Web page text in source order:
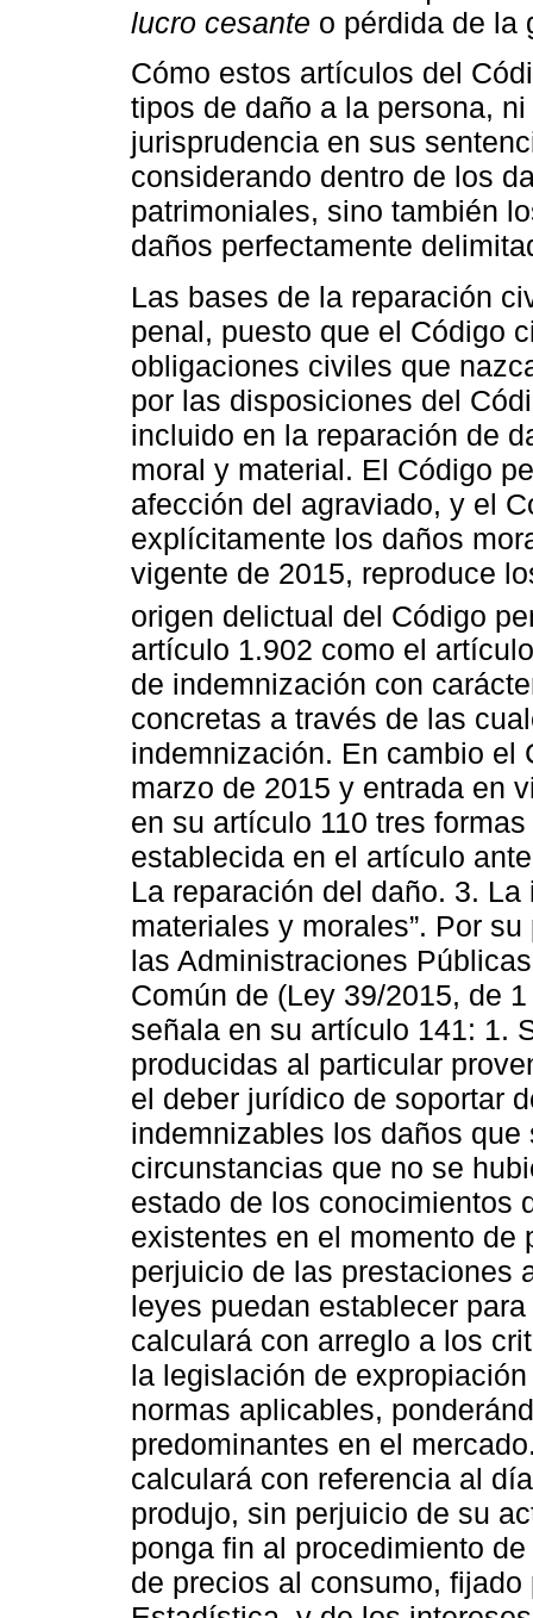
lucro cesante o pérdida de la
Cómo estos artículos del
tipos de daño a la persona,
jurisprudencia en sus
considerando dentro de los
patrimoniales, sino también
daños perfectamente
Las bases de la reparación
penal, puesto que el Código
obligaciones civiles que
por las disposiciones del
incluido en la reparación de
moral y material. El Código
afección del agraviado, y el
explícitamente los daños
vigente de 2015, reproduce
origen delictual del Código
artículo 1.902 como el
de indemnización con
concretas a través de las
indemnización. En cambio el
marzo de 2015 y entrada en
en su artículo 110 tres
establecida en el artículo
La reparación del daño. 3.
materiales y morales”. Por
las Administraciones
Común de (Ley 39/2015, de
señala en su artículo 141: 1.
producidas al particular
el deber jurídico de soportar
indemnizables los daños
circunstancias que no se
estado de los conocimientos
existentes en el momento de
perjuicio de las prestaciones
leyes puedan establecer
calculará con arreglo a los
la legislación de
normas aplicables,
predominantes en el
calculará con referencia al
produjo, sin perjuicio de su
ponga fin al procedimiento
de precios al consumo,